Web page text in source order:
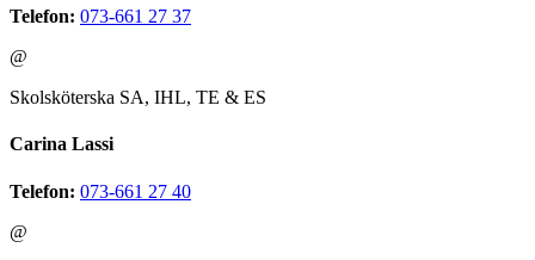
Telefon: 073-661 27 37
@
Skolsköterska SA, IHL, TE & ES
Carina Lassi
Telefon: 073-661 27 40
@